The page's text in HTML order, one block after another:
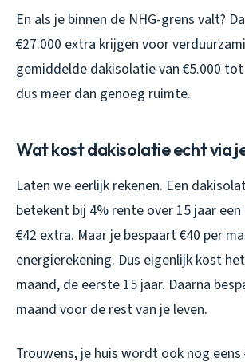
En als je binnen de NHG-grens valt?
€27.000 extra krijgen voor
gemiddelde dakisolatie van €5.000 tot
dus meer dan genoeg ruimte.
Wat kost dakisolatie echt via
Laten we eerlijk rekenen. Een
betekent bij 4% rente over 15 jaar
€42 extra. Maar je bespaart €40 per
energierekening. Dus eigenlijk kost
maand, de eerste 15 jaar. Daarna
maand voor de rest van je leven.
Trouwens, je huis wordt ook nog eens